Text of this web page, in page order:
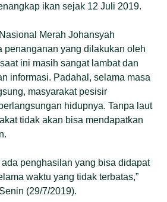
ikan sejak 12 Juli 2019.
Merah Johansyah
penanganan yang dilakukan oleh
ini masih sangat lambat dan
informasi. Padahal, selama masa
masyarakat pesisir
hidupnya. Tanpa laut
tidak akan bisa mendapatkan
ada penghasilan yang bisa didapat
waktu yang tidak terbatas,”
(29/7/2019).